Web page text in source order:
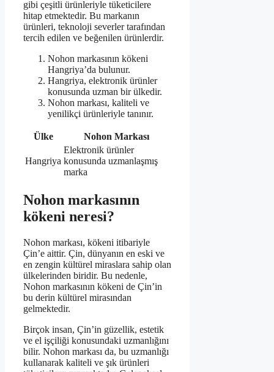
gibi çeşitli ürünleriyle tüketicilere
hitap etmektedir. Bu markanın
ürünleri, teknoloji severler tarafından
tercih edilen ve beğenilen ürünlerdir.
Nohon markasının kökeni
Hangriya’da bulunur.
Hangriya, elektronik ürünler
konusunda uzman bir ülkedir.
Nohon markası, kaliteli ve
yenilikçi ürünleriyle tanınır.
Ülke Nohon Markası
Hangriya
Elektronik ürünler
konusunda uzmanlaşmış
marka
Nohon markasının
kökeni neresi?
Nohon markası, kökeni itibariyle
Çin’e aittir. Çin, dünyanın en eski ve
en zengin kültürel miraslara sahip olan
ülkelerinden biridir. Bu nedenle,
Nohon markasının kökeni de Çin’in
bu derin kültürel mirasından
gelmektedir.
Birçok insan, Çin’in güzellik, estetik
ve el işçiliği konusundaki uzmanlığını
bilir. Nohon markası da, bu uzmanlığı
kullanarak kaliteli ve şık ürünleri